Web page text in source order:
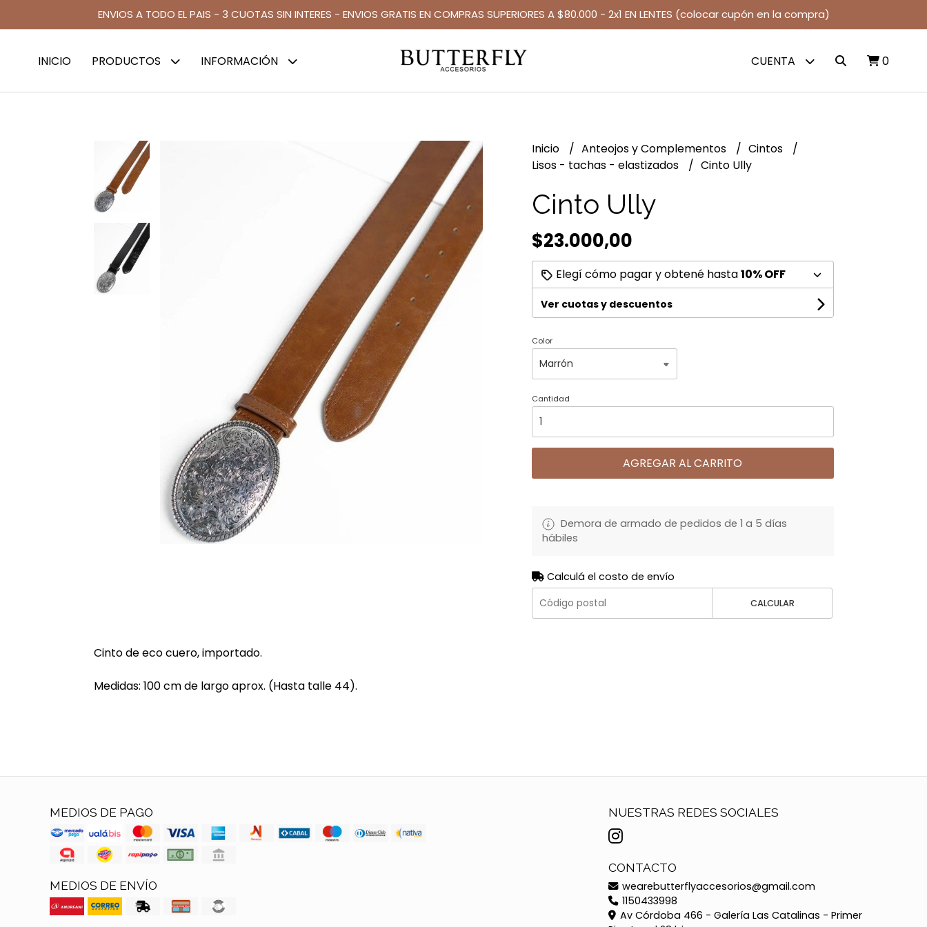
ENVIOS A TODO EL PAIS - 3 CUOTAS SIN INTERES - ENVIOS GRATIS EN COMPRAS SUPERIORES A $80.000 - 2x1 EN LENTES (colocar cupón en la compra)
INICIO PRODUCTOS INFORMACIÓN CUENTA 0
Cinto de eco cuero, importado.
Medidas: 100 cm de largo aprox. (Hasta talle 44).
Inicio Anteojos y Complementos
Cintos
Lisos - tachas - elastizados
Cinto Ully
Cinto Ully
$23.000,00
Elegí cómo pagar y obtené hasta10% OFF
Ver cuotas y descuentos
Color
Cantidad
AGREGAR AL CARRITO
Demora de armado de pedidos de 1 a 5 días
hábiles
Calculá el costo de envío
CALCULAR
MEDIOS DE PAGO
MEDIOS DE ENVÍO
NUESTRAS REDES SOCIALES
CONTACTO
wearebutterflyaccesorios@gmail.com
1150433998
Av Córdoba 466 - Galería Las Catalinas - Primer